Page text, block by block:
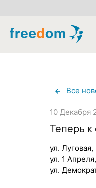
Все
10 Декабря
Теперь к
ул. Луговая,
ул. 1 Апреля,